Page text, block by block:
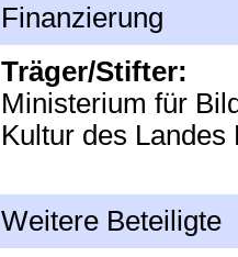
Finanzierung
Träger/Stifter:
Ministerium für
Kultur des
Weitere Beteiligte